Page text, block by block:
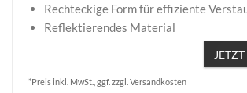
Rechteckige Form für effiziente
Reflektierendes Material
*Preis inkl. MwSt., ggf. zzgl. Versandkosten